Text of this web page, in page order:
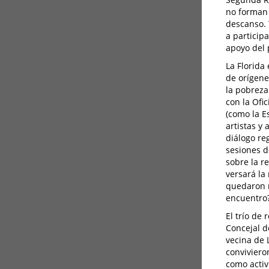
no
descanso.
a
apoyo del
La
de
la
con la
(como la
artistas y
diálogo
sesiones
sobre la
versará la
quedaron
El trío de
Concejal
vecina de
como